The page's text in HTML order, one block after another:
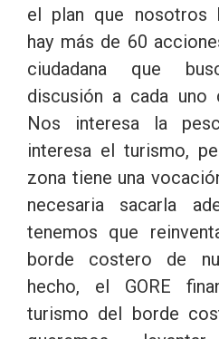
el plan que nosotros
hay más de 60
ciudadana que
discusión a cada
Nos interesa la
interesa el turismo,
zona tiene una
necesaria sacarla
tenemos que
borde costero de
hecho, el GORE
turismo del borde